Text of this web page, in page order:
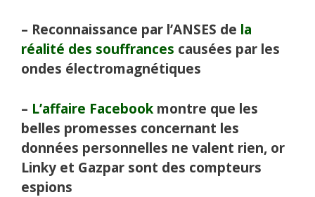
– Reconnaissance par l’ANSES de la
réalité des souffrances causées par les
ondes électromagnétiques
– L’affaire Facebook montre que les
belles promesses concernant les
données personnelles ne valent rien, or
Linky et Gazpar sont des compteurs
espions